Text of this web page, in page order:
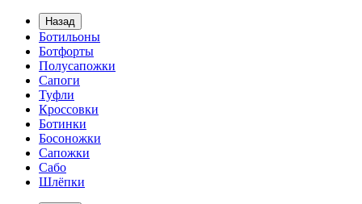
Назад
Ботильоны
Ботфорты
Полусапожки
Сапоги
Туфли
Кроссовки
Ботинки
Босоножки
Сапожки
Сабо
Шлёпки